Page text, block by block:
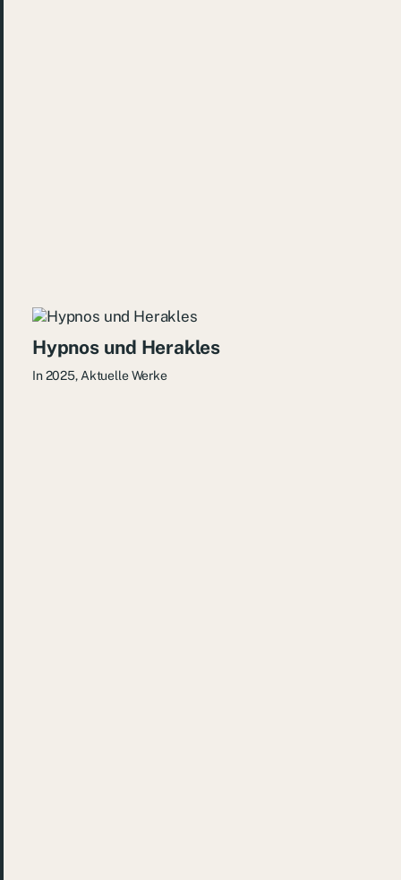
Hypnos und Herakles
In2025, Aktuelle Werke